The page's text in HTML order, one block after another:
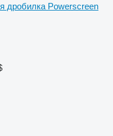
дробилка Powerscreen